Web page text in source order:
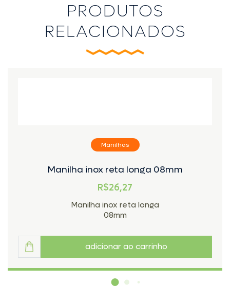
PRODUTOS
RELACIONADOS
Manilhas
Manilha inox reta longa 08mm
R$26,27
Manilha inox reta longa
08mm
adicionar ao carrinho